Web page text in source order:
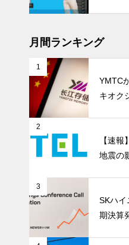
月間ランキング
1
YMTC
キオク
2
【速報
地震の
3
SKハ
期決算